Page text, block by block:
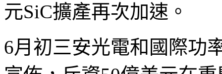
元SiC擴產再次加速。
6月初三安光電和國際功